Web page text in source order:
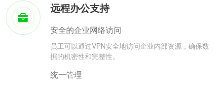
远程办公支持
安全的企业网络访问
员工可以通过VPN安全地访问企业内部资源，确保数
据的机密性和完整性。
统一管理